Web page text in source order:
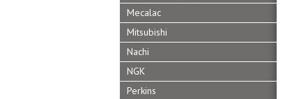
Mecalac
Mitsubishi
Nachi
NGK
Perkins